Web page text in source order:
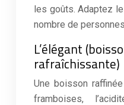
les goûts. Adaptez
nombre de
L’élégant
rafraîchissante)
Une boisson
framboises,